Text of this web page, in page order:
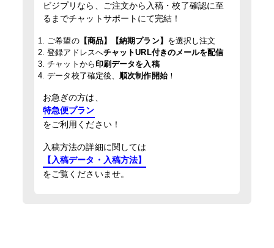
ビジプリなら、ご注文から入稿・校了確認に至
るまでチャットサポートにて完結！
1. ご希望の【商品】【納期プラン】 を選択し注文
2. 登録アドレスへチャットURL付きのメールを配信
3. チャットから 印刷データを入稿
4. データ校了確定後、順次制作開始！
お急ぎの方は、
特急便プラン
をご利用ください！
入稿方法の詳細に関しては
【入稿データ・入稿方法】
をご覧くださいませ。